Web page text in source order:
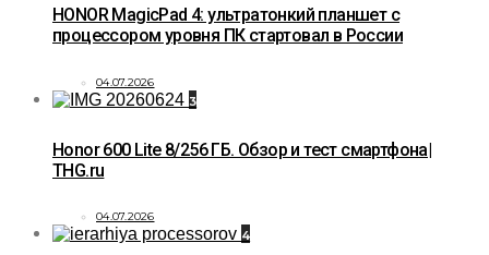
HONOR MagicPad 4: ультратонкий планшет с
процессором уровня ПК стартовал в России
04.07.2026
3
Honor 600 Lite 8/256 ГБ. Обзор и тест смартфона|
THG.ru
04.07.2026
4